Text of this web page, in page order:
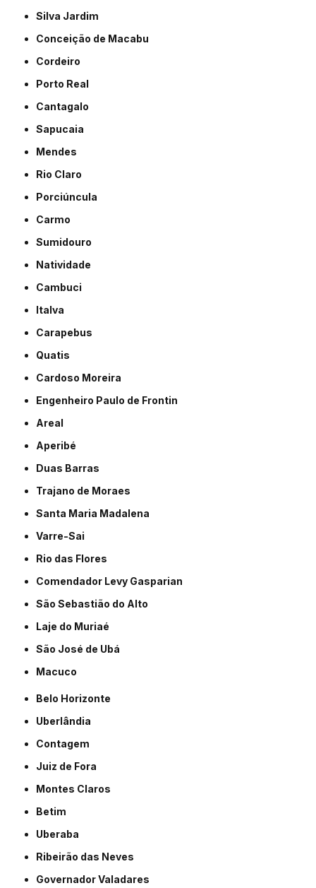
Silva Jardim
Conceição de Macabu
Cordeiro
Porto Real
Cantagalo
Sapucaia
Mendes
Rio Claro
Porciúncula
Carmo
Sumidouro
Natividade
Cambuci
Italva
Carapebus
Quatis
Cardoso Moreira
Engenheiro Paulo de Frontin
Areal
Aperibé
Duas Barras
Trajano de Moraes
Santa Maria Madalena
Varre-Sai
Rio das Flores
Comendador Levy Gasparian
São Sebastião do Alto
Laje do Muriaé
São José de Ubá
Macuco
Belo Horizonte
Uberlândia
Contagem
Juiz de Fora
Montes Claros
Betim
Uberaba
Ribeirão das Neves
Governador Valadares